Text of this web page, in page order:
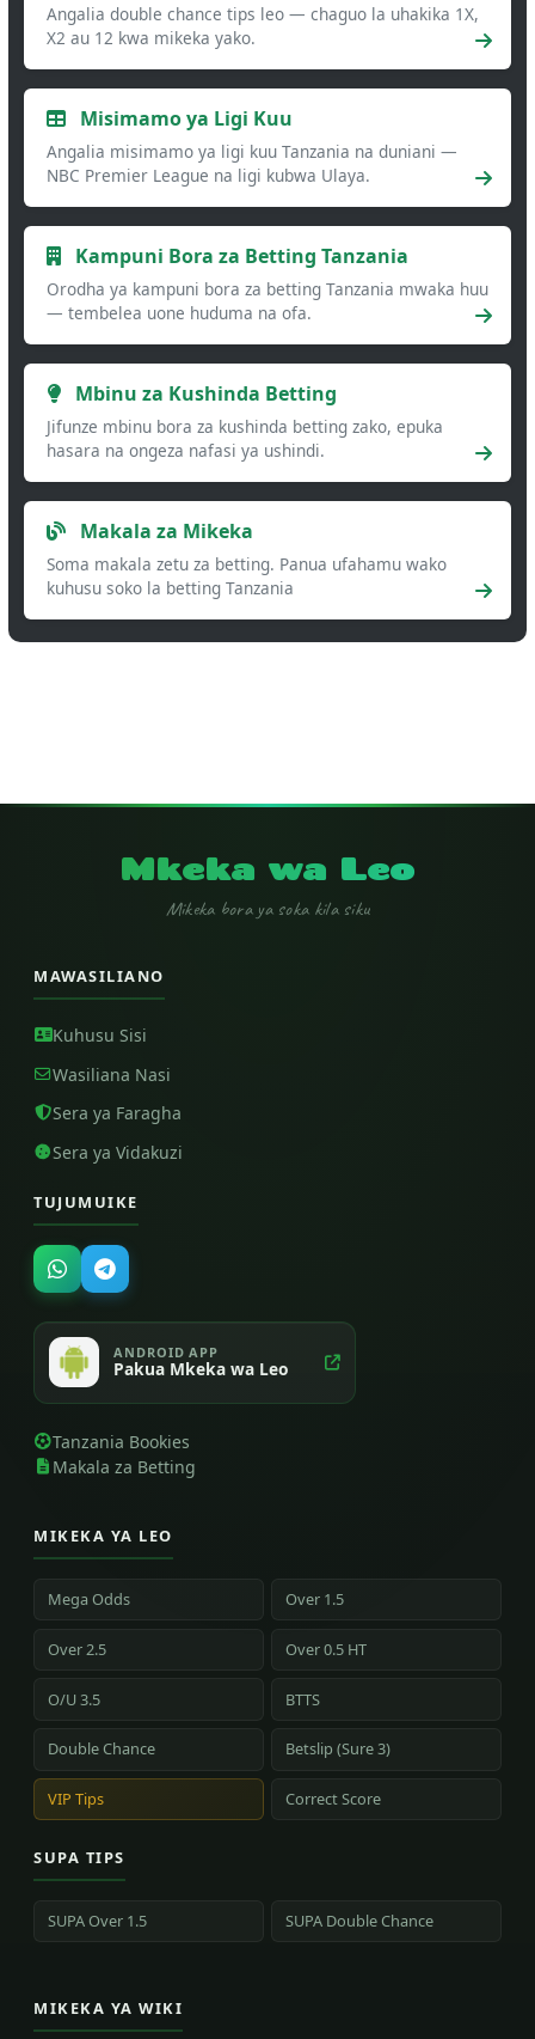
Angalia double chance tips leo — chaguo la uhakika 1X,
X2 au 12 kwa mikeka yako.
Misimamo ya Ligi Kuu
Angalia misimamo ya ligi kuu Tanzania na duniani —
NBC Premier League na ligi kubwa Ulaya.
Kampuni Bora za Betting Tanzania
Orodha ya kampuni bora za betting Tanzania mwaka huu
— tembelea uone huduma na ofa.
Mbinu za Kushinda Betting
Jifunze mbinu bora za kushinda betting zako, epuka
hasara na ongeza nafasi ya ushindi.
Makala za Mikeka
Soma makala zetu za betting. Panua ufahamu wako
kuhusu soko la betting Tanzania
Mkeka wa Leo
Mikeka bora ya soka kila siku
MAWASILIANO
Kuhusu Sisi
Wasiliana Nasi
Sera ya Faragha
Sera ya Vidakuzi
TUJUMUIKE
ANDROID APP
Pakua Mkeka wa Leo
Tanzania Bookies
Makala za Betting
MIKEKA YA LEO
Mega Odds Over 1.5
Over 2.5 Over 0.5 HT
O/U 3.5 BTTS
Double Chance Betslip (Sure 3)
VIP Tips Correct Score
SUPA TIPS
SUPA Over 1.5 SUPA Double Chance
MIKEKA YA WIKI